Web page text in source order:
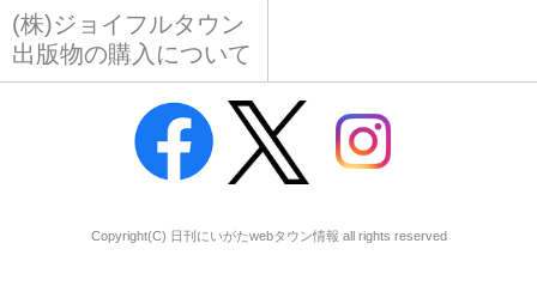
(株)ジョイフルタウン
出版物の購入について
Copyright(C) 日刊にいがたwebタウン情報 all rights reserved